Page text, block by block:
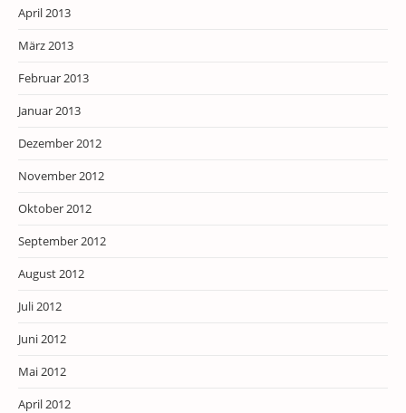
April 2013
März 2013
Februar 2013
Januar 2013
Dezember 2012
November 2012
Oktober 2012
September 2012
August 2012
Juli 2012
Juni 2012
Mai 2012
April 2012